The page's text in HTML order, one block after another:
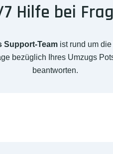
Hilfe bei
Support-Teamist rund um die
bezüglich Ihres Umzugs
beantworten.